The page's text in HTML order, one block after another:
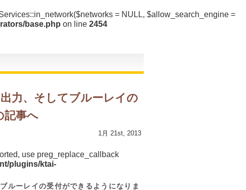
= NULL, $allow_search_engine =
base.php on line 2454
力、そしてブルーレイの
記事へ
1月 21st, 2013
use preg_replace_callback
plugins/ktai-
ーレイの受付ができるようになりま